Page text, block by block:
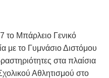
το Μπάρλειο Γενικό
με το Γυμνάσιο Διστόμου
στα πλαίσια
Αθλητισμού στο